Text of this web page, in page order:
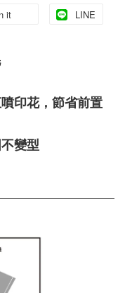
it LINE
印花，節省前置
變型